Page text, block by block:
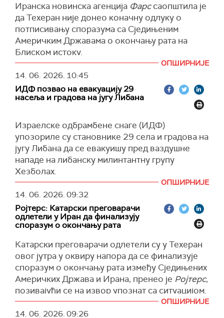
САД ће, како је наведено, ослободити 25
милијарди долара замрзнуте иранске имовине,
укључујући директне трансфере готовине,
сарадњу између регионалних земаља и
Када је реч о нуклеарној енергији, Иран се
слаже да неће производити нити набављати
нуклеарно оружје и да ће задржати статус кво
укључује престанак обогаћивања уранијума и
непроширивање нуклеарних постројења.
САД су сагласне да Иран смањи своје залихе
обогаћеног уранијума унутар земље, а
механизам за тај поступак биће разматран
током шездесетодневног рока за
потписивање коначног споразума.
(Reuters)
Иранска новинска агенција Фарссаопштила је
да Техеран није донео коначну одлуку о
потписивању споразума са Сједињеним
Америчким Државама о окончању рата на
Блиском истоку.
"Исламска Република Иран још није донела
нити објавила своју коначну одлуку у вези са
меморандумом о разумевању предложеним
током преговора", објавио јеФарс
, позивајући
иранском преговарачком тиму.
(Guardian)
ОПШИРНИЈЕ
14. 06. 2026. 10:45
ИДФ позвао на евакуацију 29
насеља и градова на југу Либана
Израелске одбрамбене снаге (ИДФ)
упозориле су становнике 29 села и градова на
југу Либана да се евакуишу пред ваздушне
нападе на либанску милинтантну групу
Хезболах.
Становници 16 места добили су инструкције
да се евакуишу најмање километар даље од
својих кућа, док су они из 13 других места
добили налог да крену северно од реке
"У светлу Хезболаховог кршења споразума о
прекиду ватре, ИДФ је приморан да делује
против њега силом", упозорио је портпарол
ИДФ пуковник Авичај Адраи.
(Times of Israel)
ОПШИРНИЈЕ
14. 06. 2026.09:32
Ројтерс: Катарски преговарачи
одлетели у Иран да финализују
споразум о окончању рата
Катарски преговарачи одлетели су у Техеран
овог јутра у оквиру напора да се финализује
споразум о окончању рата између Сједињених
Америчких Држава и Ирана, пренео је Ројтерс,
позивајући се на извор упознат са ситуацијом.
Председник САД Доналд Трамп је најавио да
ОПШИРНИЈЕ
14. 06. 2026.09:26